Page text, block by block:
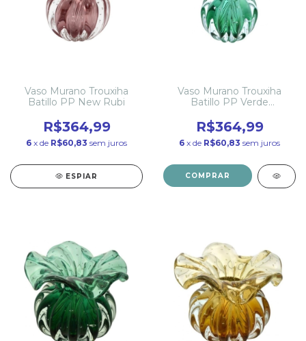
Vaso Murano Trouxiha
Batillo PP New Rubi
R$364,99
6 x de R$60,83 sem juros
ESPIAR
Vaso Murano Trouxiha
Batillo PP Verde
R$364,99
6 x de R$60,83 sem juros
COMPRAR